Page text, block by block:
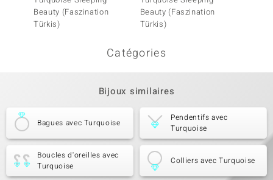
Beauty (Faszination
Türkis)
Beauty (Faszination
Türkis)
Catégories
Bijoux similaires
Bagues avec Turquoise
Pendentifs avec
Turquoise
Boucles d'oreilles avec
Turquoise
Colliers avec Turquoise